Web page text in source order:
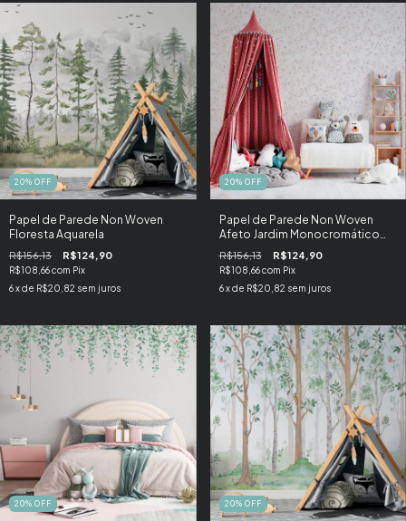
20% OFF
Papel de Parede Non Woven
Floresta Aquarela
R$156,13 R$124,90
R$108,66com Pix
6x de R$20,82 sem juros
20% OFF
Papel de Parede Non Woven
Afeto Jardim Monocromático
Areia
R$156,13 R$124,90
R$108,66com Pix
6 x de R$20,82 sem juros
20% OFF 20% OFF